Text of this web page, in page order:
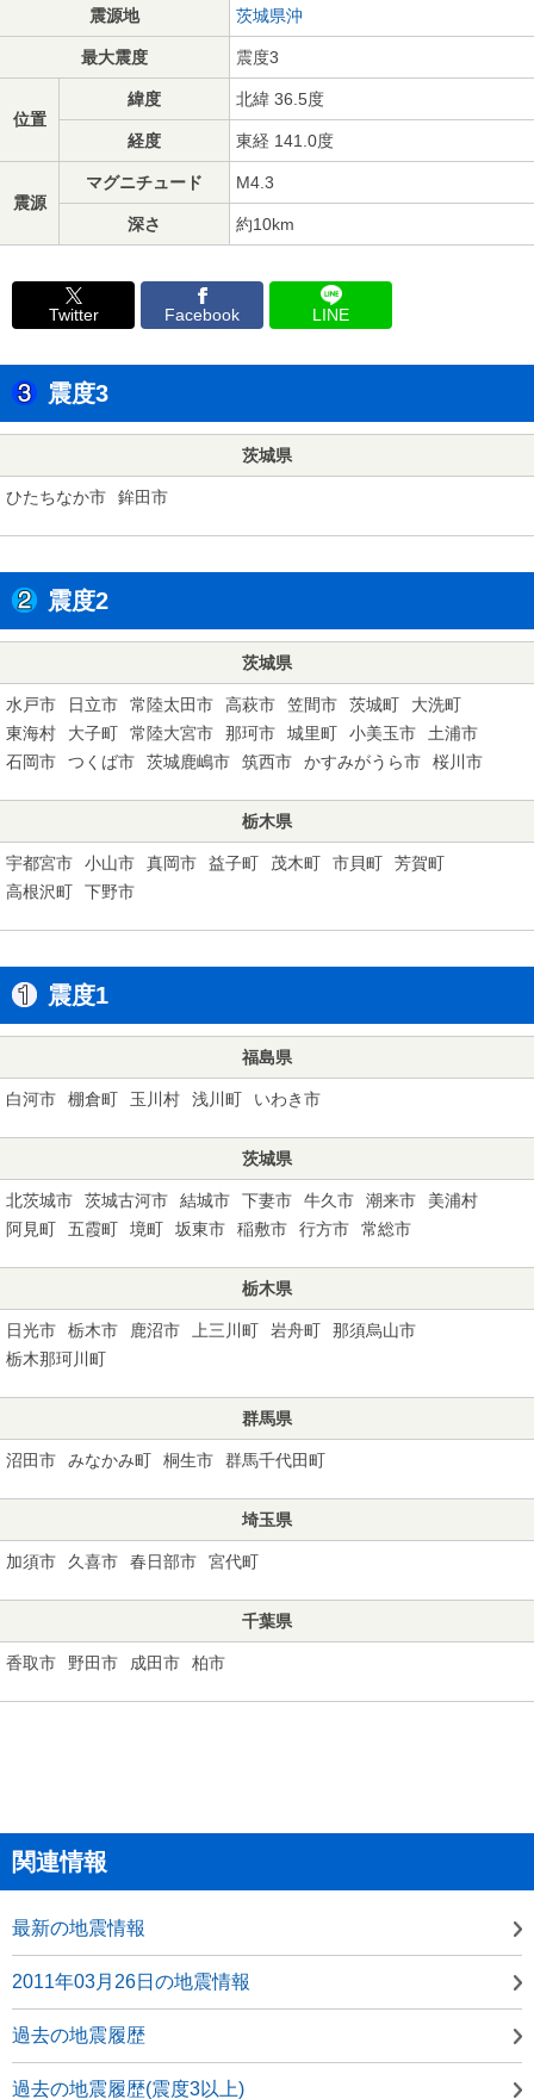
震源地 茨城県沖
最大震度 震度3
位置
緯度 北緯 36.5度
経度 東経 141.0度
震源
マグニチュード M4.3
深さ 約10km
Twitter Facebook LINE
震度3
茨城県
ひたちなか市 鉾田市
震度2
茨城県
水戸市 日立市 常陸太田市 高萩市 笠間市 茨城町
大洗町
東海村
大子町 常陸大宮市 那珂市 城里町 小美玉市
土浦市
石岡市
つくば市 茨城鹿嶋市 筑西市 かすみがうら市 桜川市
栃木県
宇都宮市 小山市 真岡市 益子町 茂木町 市貝町
芳賀町
高根沢町
下野市
震度1
福島県
白河市 棚倉町 玉川村 浅川町 いわき市
茨城県
北茨城市 茨城古河市 結城市 下妻市 牛久市 潮来市
美浦村
阿見町
五霞町 境町 坂東市 稲敷市 行方市 常総市
栃木県
日光市 栃木市 鹿沼市 上三川町 岩舟町
那須烏山市
栃木那珂川町
群馬県
沼田市 みなかみ町 桐生市 群馬千代田町
埼玉県
加須市 久喜市 春日部市 宮代町
千葉県
香取市 野田市 成田市 柏市
関連情報
最新の地震情報
2011年03月26日の地震情報
過去の地震履歴
過去の地震履歴(震度3以上)